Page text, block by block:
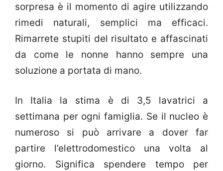
sorpresa è il momento di agire utilizzando
rimedi naturali, semplici ma efficaci.
Rimarrete stupiti del risultato e affascinati
da come le nonne hanno sempre una
soluzione a portata di mano.
In Italia la stima è di 3,5 lavatrici a
settimana per ogni famiglia. Se il nucleo è
numeroso si può arrivare a dover far
partire l’elettrodomestico una volta al
giorno. Significa spendere tempo per